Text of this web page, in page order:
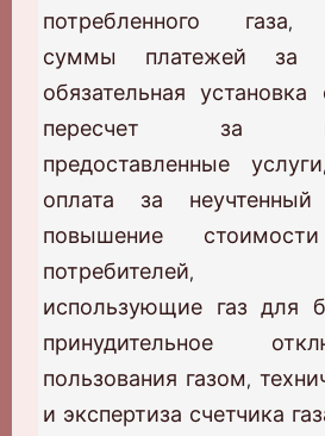
потребленного газа
суммы платежей за
обязательная установка
пересчет за
предоставленные услуги
оплата за
повышение
потребителей
использующие газ для
принудительное
пользования газом,
и экспертиза счетчика